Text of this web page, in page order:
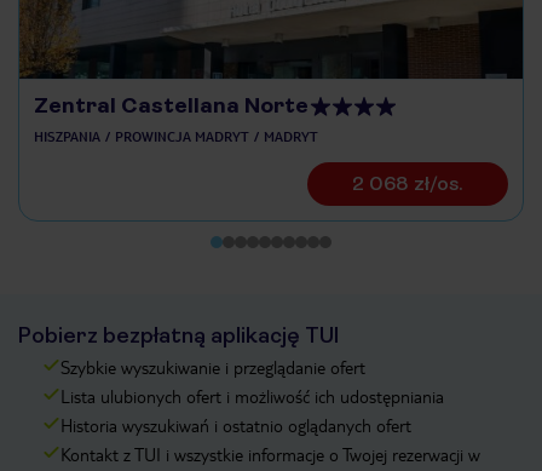
Zentral Castellana Norte
HISZPANIA PROWINCJA MADRYT MADRYT
2 068 zł/os.
Pobierz bezpłatną aplikację TUI
Szybkie wyszukiwanie i przeglądanie ofert
Lista ulubionych ofert i możliwość ich udostępniania
Historia wyszukiwań i ostatnio oglądanych ofert
Kontakt z TUI i wszystkie informacje o Twojej rezerwacji w